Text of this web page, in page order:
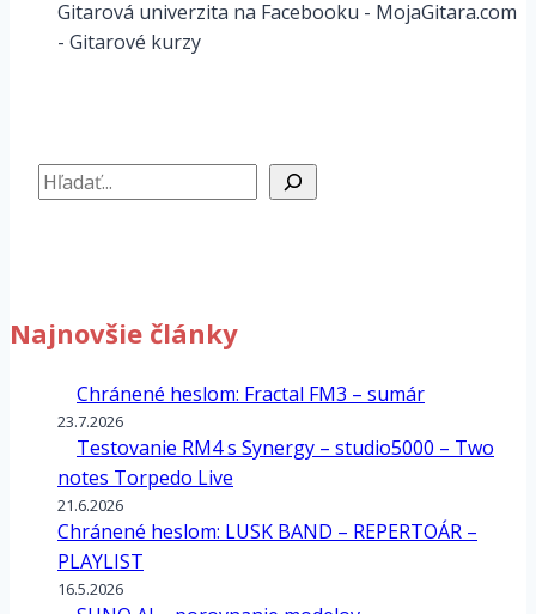
Gitarová univerzita na Facebooku - MojaGitara.com
- Gitarové kurzy
Hľadať
Najnovšie články
Chránené heslom: Fractal FM3 –
23.7.2026
Testovanie RM4 s Synergy – studio5000 – Two
notes Torpedo Live
21.6.2026
Chránené heslom: LUSK BAND – REPERTOÁR –